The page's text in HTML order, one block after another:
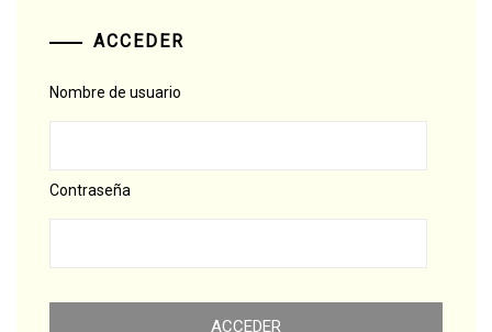
ACCEDER
Nombre de usuario
Contraseña